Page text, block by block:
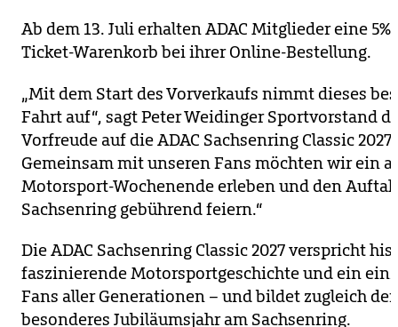
Ab dem 13. Juli erhalten ADAC Mitglieder eine
Ticket-Warenkorb bei ihrer Online-Bestellung.
„Mit dem Start des Vorverkaufs nimmt dieses
Fahrt auf“, sagt Peter Weidinger Sportvorstand
Vorfreude auf die ADAC Sachsenring Classic 2027
Gemeinsam mit unseren Fans möchten wir ein
Motorsport-Wochenende erleben und den
Sachsenring gebührend feiern.“
Die ADAC Sachsenring Classic 2027 verspricht
faszinierende Motorsportgeschichte und ein
Fans aller Generationen – und bildet zugleich
besonderes Jubiläumsjahr am Sachsenring.